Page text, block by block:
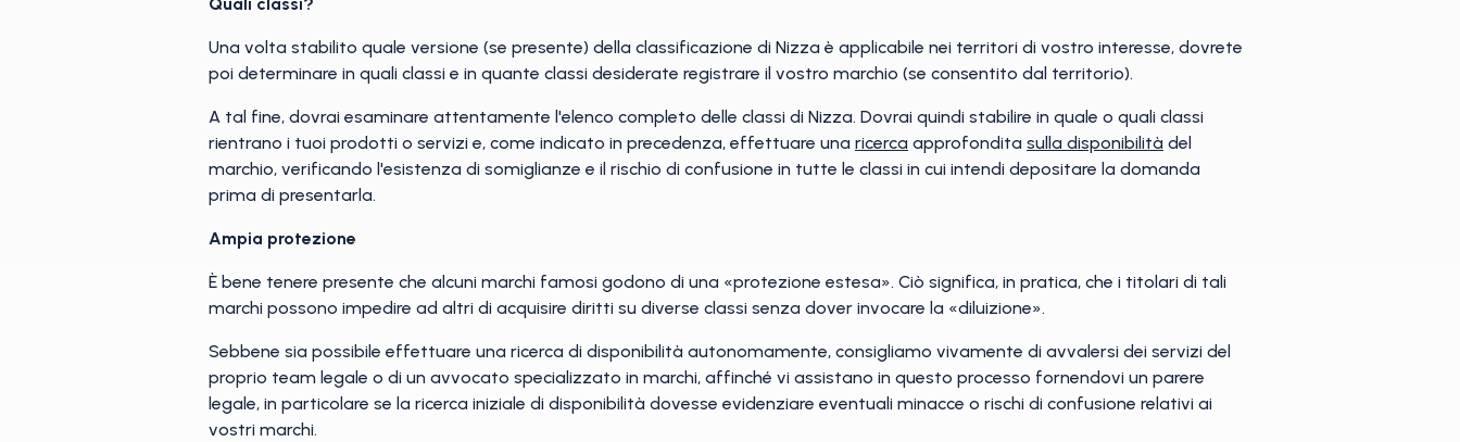
Una volta stabilito quale versione (se presente) della classificazione di Nizza è applicabile nei territori di vostro interesse, dovrete
poi determinare in quali classi e in quante classi desiderate registrare il vostro marchio (se consentito dal territorio).
A tal fine, dovrai esaminare attentamente l'elenco completo delle classi di Nizza. Dovrai quindi stabilire in quale o quali classi
rientrano i tuoi prodotti o servizi e, come indicato in precedenza, effettuare una ricerca approfondita sulla disponibilità del
marchio, verificando l'esistenza di somiglianze e il rischio di confusione in tutte le classi in cui intendi depositare la domanda
prima di presentarla.
Ampia protezione
È bene tenere presente che alcuni marchi famosi godono di una «protezione estesa». Ciò significa, in pratica, che i titolari di tali
marchi possono impedire ad altri di acquisire diritti su diverse classi senza dover invocare la «diluizione».
Sebbene sia possibile effettuare una ricerca di disponibilità autonomamente, consigliamo vivamente di avvalersi dei servizi del
proprio team legale o di un avvocato specializzato in marchi, affinché vi assistano in questo processo fornendovi un parere
legale, in particolare se la ricerca iniziale di disponibilità dovesse evidenziare eventuali minacce o rischi di confusione relativi ai
vostri marchi.